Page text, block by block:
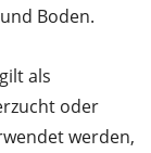
Boden.
als
oder
werden,